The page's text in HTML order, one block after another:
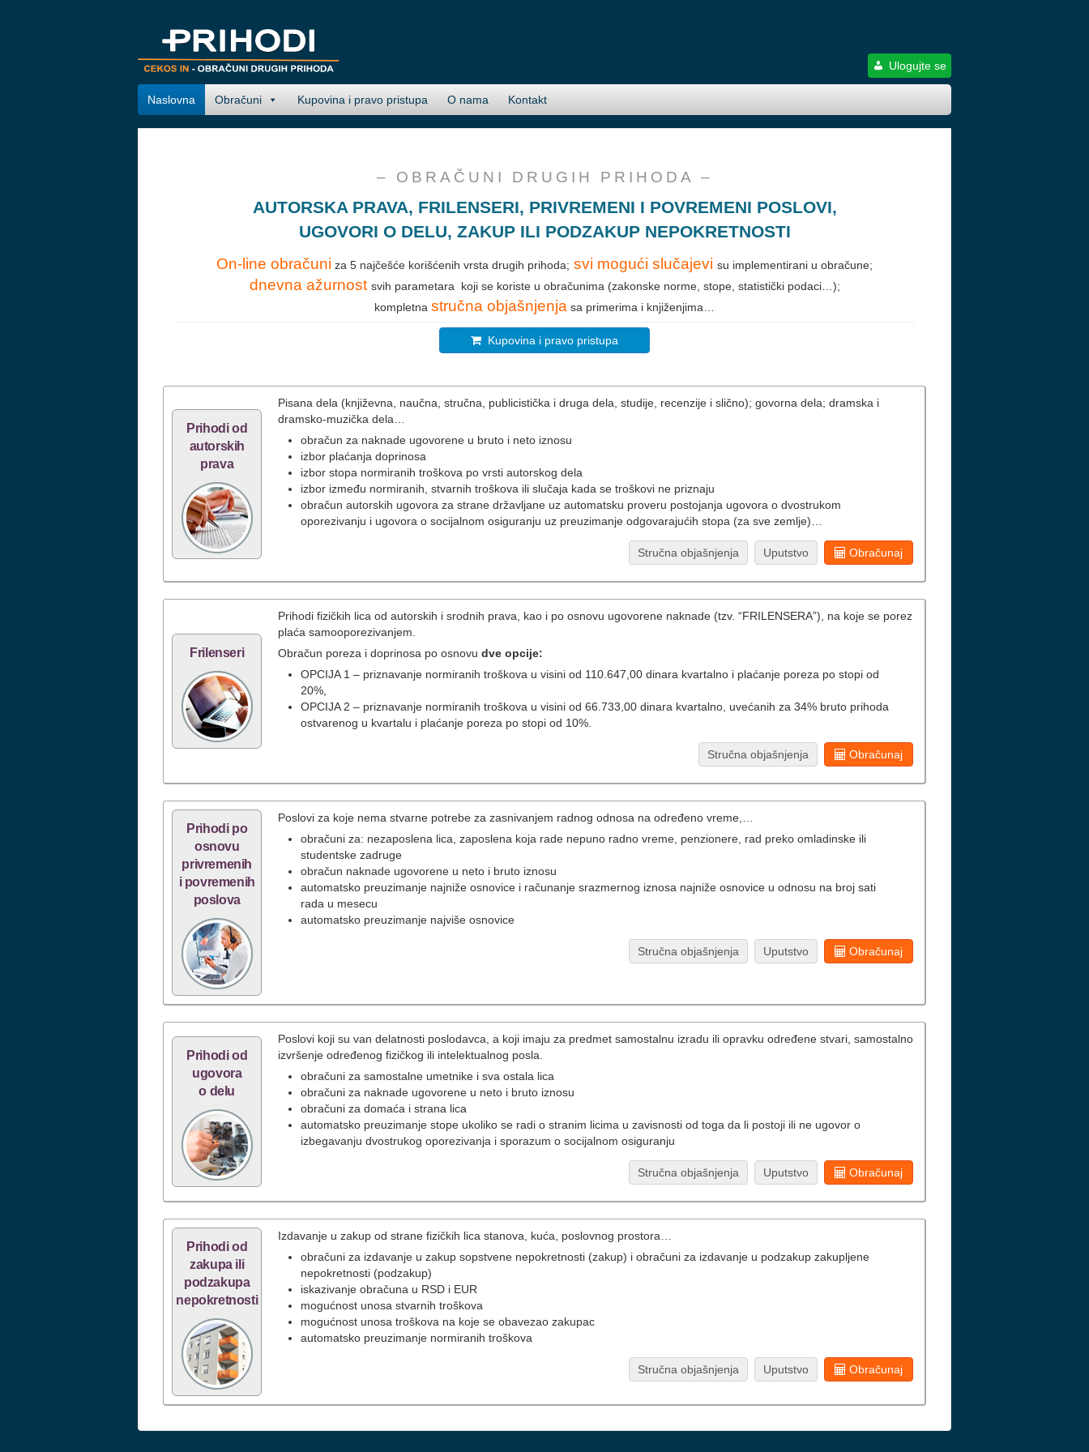
Ulogujte se
Naslovna Obračuni Kupovina i pravo pristupa O nama Kontakt
– OBRAČUNI DRUGIH PRIHODA –
AUTORSKA PRAVA, FRILENSERI, PRIVREMENI I POVREMENI POSLOVI,
UGOVORI O DELU, ZAKUP ILI PODZAKUP NEPOKRETNOSTI
On-line obračuni za 5 najčešće korišćenih vrsta drugih prihoda; svi mogući slučajevi su implementirani u obračune;
dnevna ažurnost svih parametara koji se koriste u obračunima (zakonske norme, stope, statistički podaci…);
kompletna stručna objašnjenja sa primerima i knjiženjima…
Kupovina i pravo pristupa
Prihodi od
autorskih
prava
Pisana dela (književna, naučna, stručna, publicistička i druga dela, studije, recenzije i slično); govorna dela; dramska i
dramsko-muzička dela…
obračun za naknade ugovorene u bruto i neto iznosu
izbor plaćanja doprinosa
izbor stopa normiranih troškova po vrsti autorskog dela
izbor između normiranih, stvarnih troškova ili slučaja kada se troškovi ne priznaju
obračun autorskih ugovora za strane državljane uz automatsku proveru postojanja ugovora o dvostrukom
oporezivanju i ugovora o socijalnom osiguranju uz preuzimanje odgovarajućih stopa (za sve zemlje)…
Stručna objašnjenja Uputstvo Obračunaj
Frilenseri
Prihodi fizičkih lica od autorskih i srodnih prava, kao i po osnovu ugovorene naknade (tzv. “FRILENSERA”), na koje se porez
plaća samooporezivanjem.
Obračun poreza i doprinosa po osnovudve opcije:
OPCIJA 1 – priznavanje normiranih troškova u visini od 110.647,00 dinara kvartalno i plaćanje poreza po stopi od
20%,
OPCIJA 2 – priznavanje normiranih troškova u visini od 66.733,00 dinara kvartalno, uvećanih za 34% bruto prihoda
ostvarenog u kvartalu i plaćanje poreza po stopi od 10%.
Stručna objašnjenja Obračunaj
Prihodi po
osnovu
privremenih
i povremenih
poslova
Poslovi za koje nema stvarne potrebe za zasnivanjem radnog odnosa na određeno vreme,…
obračuni za: nezaposlena lica, zaposlena koja rade nepuno radno vreme, penzionere, rad preko omladinske ili
studentske zadruge
obračun naknade ugovorene u neto i bruto iznosu
automatsko preuzimanje najniže osnovice i računanje srazmernog iznosa najniže osnovice u odnosu na broj sati
rada u mesecu
automatsko preuzimanje najviše osnovice
Stručna objašnjenja Uputstvo Obračunaj
Prihodi od
ugovora
o delu
Poslovi koji su van delatnosti poslodavca, a koji imaju za predmet samostalnu izradu ili opravku određene stvari, samostalno
izvršenje određenog fizičkog ili intelektualnog posla.
obračuni za samostalne umetnike i sva ostala lica
obračuni za naknade ugovorene u neto i bruto iznosu
obračuni za domaća i strana lica
automatsko preuzimanje stope ukoliko se radi o stranim licima u zavisnosti od toga da li postoji ili ne ugovor o
izbegavanju dvostrukog oporezivanja i sporazum o socijalnom osiguranju
Stručna objašnjenja Uputstvo Obračunaj
Prihodi od
zakupa ili
podzakupa
nepokretnosti
Izdavanje u zakup od strane fizičkih lica stanova, kuća, poslovnog prostora…
obračuni za izdavanje u zakup sopstvene nepokretnosti (zakup) i obračuni za izdavanje u podzakup zakupljene
nepokretnosti (podzakup)
iskazivanje obračuna u RSD i EUR
mogućnost unosa stvarnih troškova
mogućnost unosa troškova na koje se obavezao zakupac
automatsko preuzimanje normiranih troškova
Stručna objašnjenja Uputstvo Obračunaj